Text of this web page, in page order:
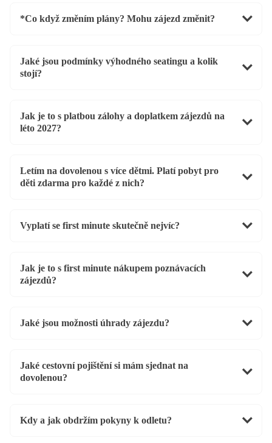
*Co když změním plány? Mohu zájezd změnit?
Jaké jsou podmínky výhodného seatingu a kolik
stojí?
Jak je to s platbou zálohy a doplatkem zájezdů na
léto 2027?
Letím na dovolenou s více dětmi. Platí pobyt pro
děti zdarma pro každé z nich?
Vyplatí se first minute skutečně nejvíc?
Jak je to s first minute nákupem poznávacích
zájezdů?
Jaké jsou možnosti úhrady zájezdu?
Jaké cestovní pojištění si mám sjednat na
dovolenou?
Kdy a jak obdržím pokyny k odletu?